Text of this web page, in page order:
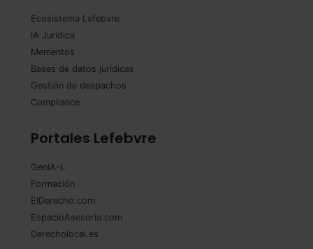
Ecosistema Lefebvre
IA Jurídica
Mementos
Bases de datos jurídicas
Gestión de despachos
Compliance
Portales Lefebvre
GenIA-L
Formación
ElDerecho.com
EspacioAsesoria.com
Derecholocal.es